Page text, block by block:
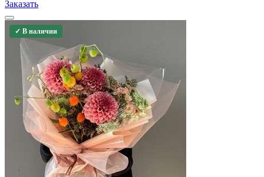
Заказать
✓ В наличии